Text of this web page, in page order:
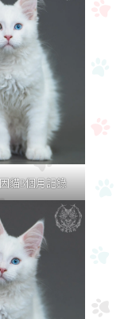
貓3個月記錄